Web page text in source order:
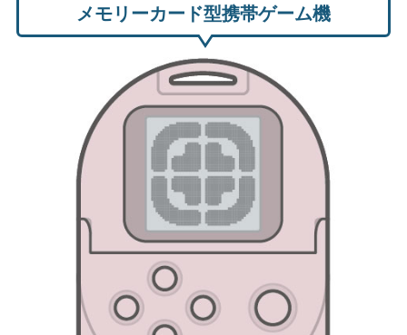
メモリーカード型携帯ゲーム機